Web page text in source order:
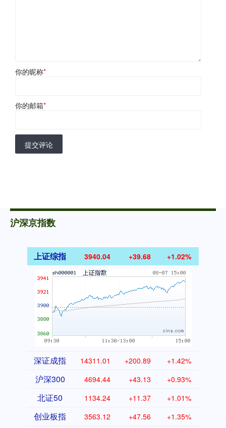
你的昵称*
你的邮箱*
提交评论
沪深京指数
上证综指 3940.04 +39.68 +1.02%
深证成指 14311.01 +200.89 +1.42%
沪深300 4694.44 +43.13 +0.93%
北证50 1134.24 +11.37 +1.01%
创业板指 3563.12 +47.56 +1.35%